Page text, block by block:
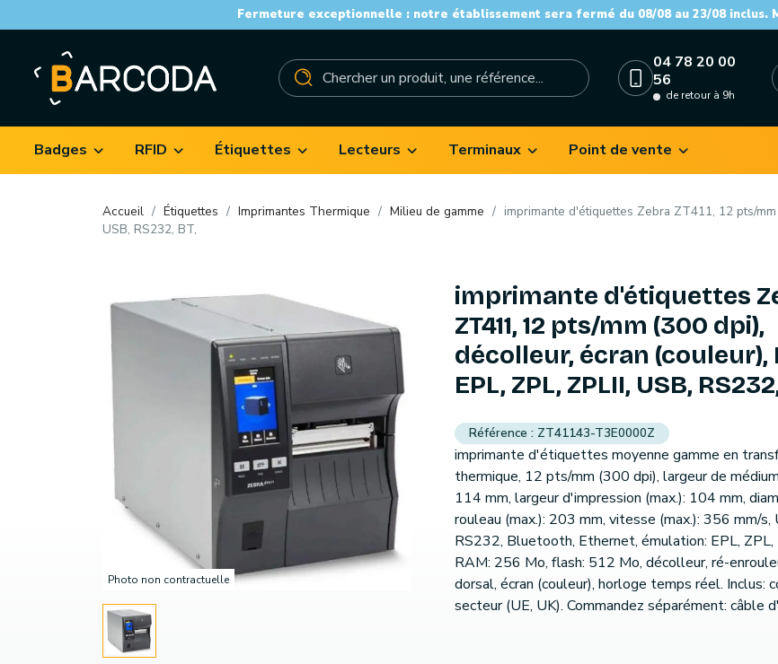
Fermeture exceptionnelle : notre établissement sera fermé du 08/08 au 23/08 inclus.
04 78 20 00
56
de retour à 9h
Badges RFID Étiquettes Lecteurs Terminaux Point de vente
Accueil Étiquettes Imprimantes Thermique Milieu de gamme
imprimante d'étiquettes Zebra ZT411, 12 pts/
USB, RS232, BT,
Photo non contractuelle
imprimante d'étiquettes
ZT411, 12 pts/mm (300 dpi),
décolleur, écran (couleur),
EPL, ZPL, ZPLII, USB,
ZT41143-T3E0000Z
imprimante d'étiquettes moyenne gamme en
thermique, 12 pts/mm (300 dpi), largeur de
114 mm, largeur d'impression (max.): 104 mm,
rouleau (max.): 203 mm, vitesse (max.): 356 mm/s,
RS232, Bluetooth, Ethernet, émulation: EPL, ZPL,
RAM: 256 Mo, flash: 512 Mo, décolleur, ré-
dorsal, écran (couleur), horloge temps réel. Inclus:
secteur (UE, UK). Commandez séparément: câble